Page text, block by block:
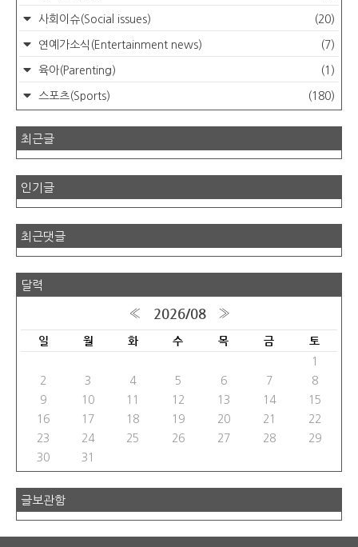
사회이슈(Social issues) (20)
연예가소식(Entertainment news) (7)
육아(Parenting) (1)
스포츠(Sports) (180)
최근글
인기글
최근댓글
달력
« 2026/08 »
일 월 화 수 목 금 토
1
2
3 4 5 6 7
8
9
10 11 12 13 14
15
16
17 18 19 20 21
22
23
24 25 26 27 28
29
30
31
글보관함